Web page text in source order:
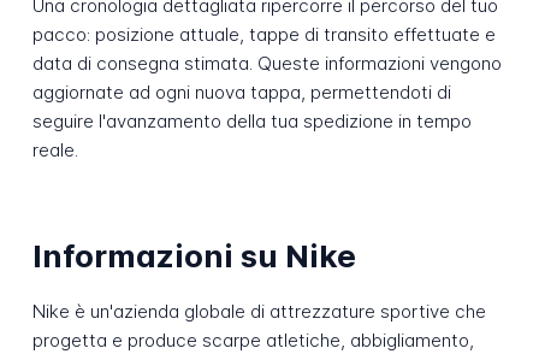
Una cronologia dettagliata ripercorre il percorso del tuo
pacco: posizione attuale, tappe di transito effettuate e
data di consegna stimata. Queste informazioni vengono
aggiornate ad ogni nuova tappa, permettendoti di
seguire l'avanzamento della tua spedizione in tempo
reale.
Informazioni su Nike
Nike è un'azienda globale di attrezzature sportive che
progetta e produce scarpe atletiche, abbigliamento,